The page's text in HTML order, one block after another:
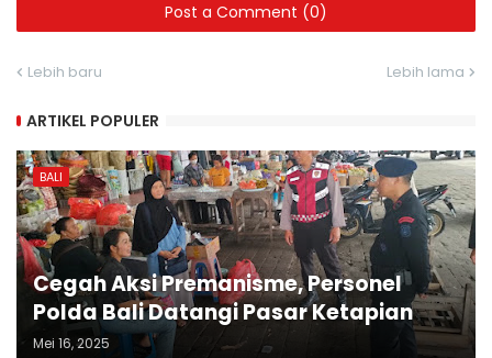
Post a Comment (0)
Lebih baru Lebih lama
ARTIKEL POPULER
BALI
Cegah Aksi Premanisme, Personel
Polda Bali Datangi Pasar Ketapian
Mei 16, 2025